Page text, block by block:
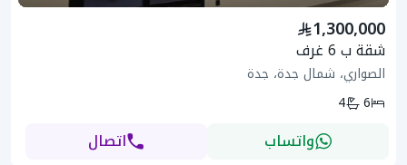
1,300,000
شقة ب 6 غرف
الصواري، شمال جدة، جدة
6
4
واتساب اتصال